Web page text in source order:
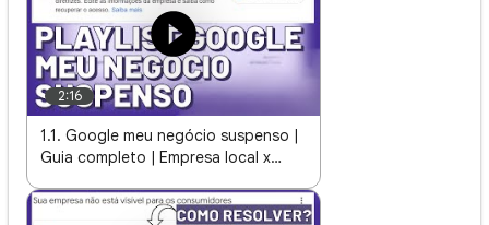
2:16
1.1. Google meu negócio suspenso |
Guia completo | Empresa local x